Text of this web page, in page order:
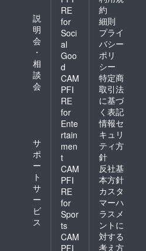
説
明
会
・
相
談
会
サ
ポ
ー
ト
サ
ー
ビ
ス
RE
for
Soci
al
Goo
d
CAM
PFI
RE
for
Ente
rtain
men
t
CAM
PFI
RE
for
Spor
ts
CAM
PFI
約
細則
プライ
バシー
ポリ
シー
特定商
取引法
に基づ
く表記
情報セ
キュリ
ティ方
針
反社基
本方針
カスタ
マーハ
ラスメ
ントに
対する
考え方